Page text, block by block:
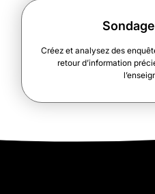
Créez et analysez des
retour d’information